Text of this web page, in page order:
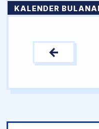
KALENDER
←